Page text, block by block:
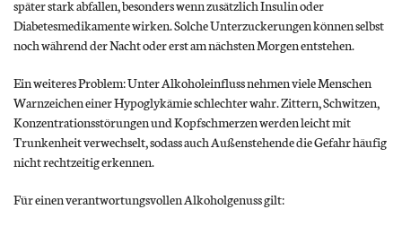
später stark abfallen, besonders wenn zusätzlich Insulin oder
Diabetesmedikamente wirken. Solche Unterzuckerungen können selbst
noch während der Nacht oder erst am nächsten Morgen entstehen.
Ein weiteres Problem: Unter Alkoholeinfluss nehmen viele Menschen
Warnzeichen einer Hypoglykämie schlechter wahr. Zittern, Schwitzen,
Konzentrationsstörungen und Kopfschmerzen werden leicht mit
Trunkenheit verwechselt, sodass auch Außenstehende die Gefahr häufig
nicht rechtzeitig erkennen.
Für einen verantwortungsvollen Alkoholgenuss gilt: